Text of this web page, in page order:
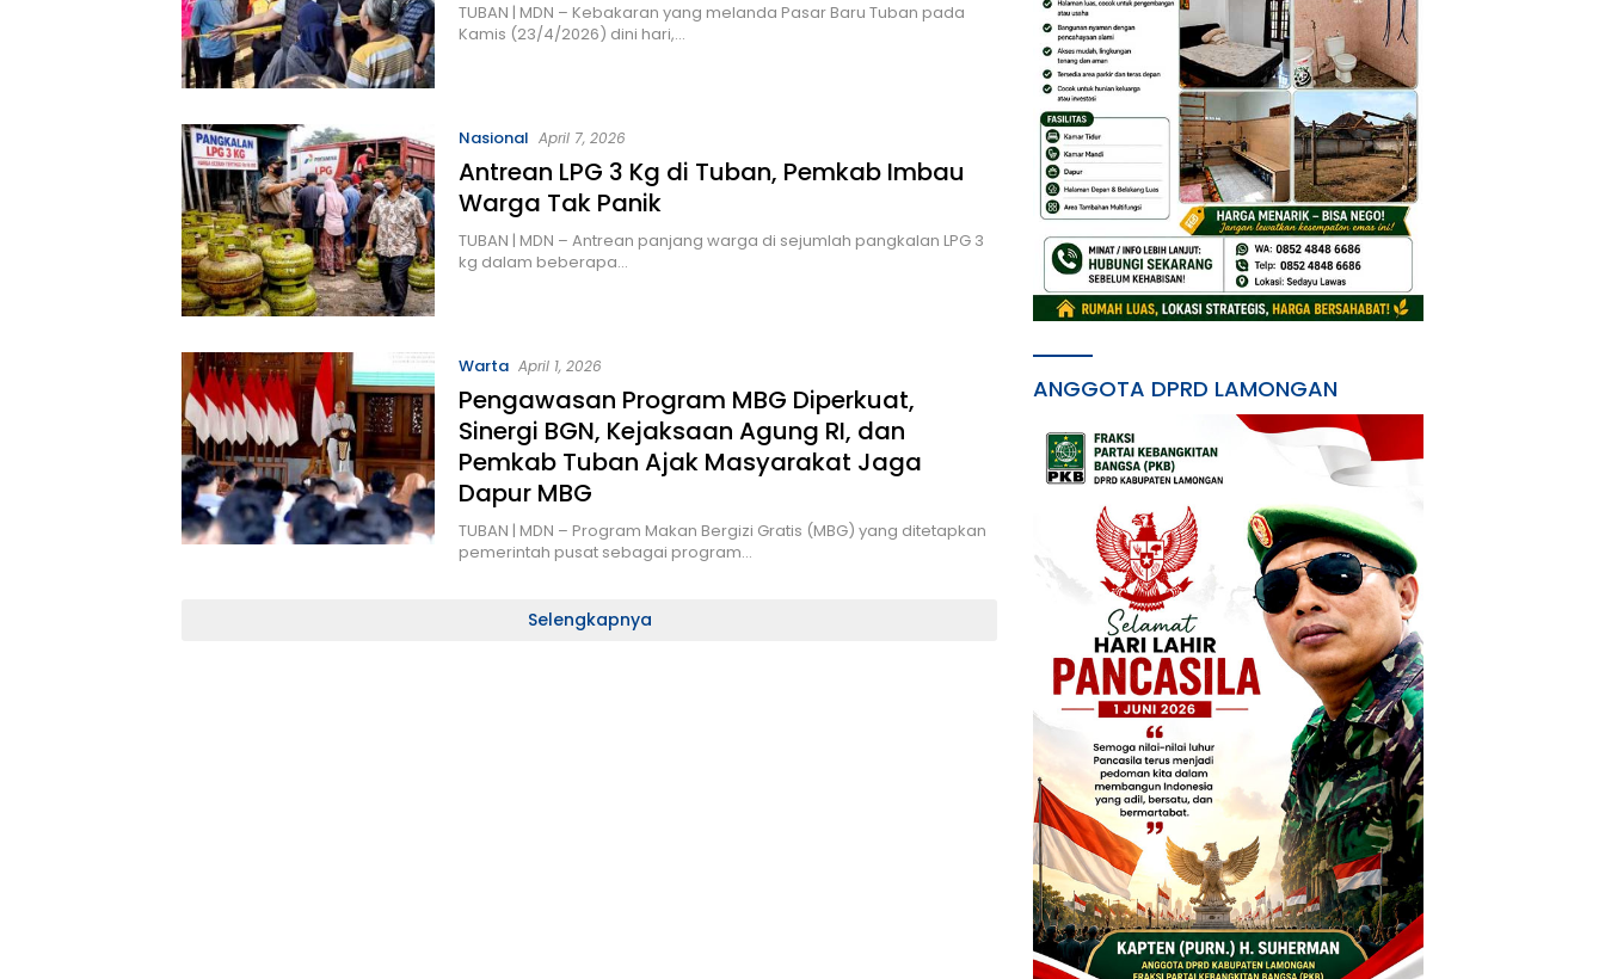
TUBAN | MDN – Kebakaran yang melanda Pasar Baru Tuban pada
Kamis (23/4/2026) dini hari,…
Nasional April 7, 2026
Antrean LPG 3 Kg di Tuban, Pemkab Imbau
Warga Tak Panik
TUBAN | MDN – Antrean panjang warga di sejumlah pangkalan LPG 3
kg dalam beberapa…
Warta April 1, 2026
Pengawasan Program MBG Diperkuat,
Sinergi BGN, Kejaksaan Agung RI, dan
Pemkab Tuban Ajak Masyarakat Jaga
Dapur MBG
TUBAN | MDN – Program Makan Bergizi Gratis (MBG) yang ditetapkan
pemerintah pusat sebagai program…
Selengkapnya
ANGGOTA DPRD LAMONGAN